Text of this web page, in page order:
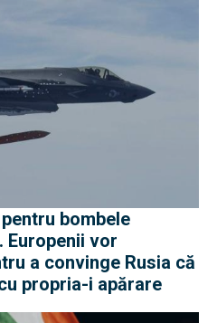
bombele
Europenii vor
a convinge Rusia că
propria-i apărare